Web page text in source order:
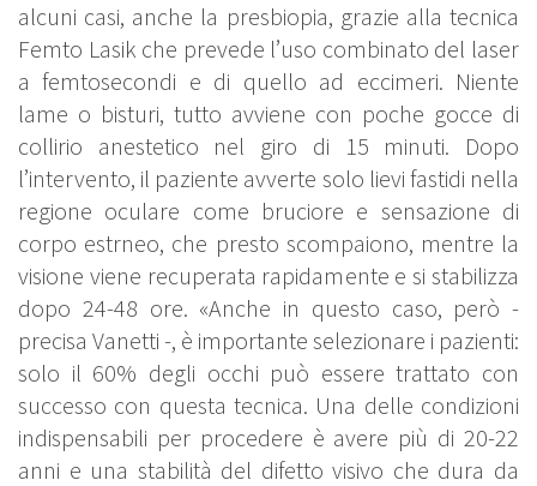
alcuni casi, anche la presbiopia, grazie alla tecnica
Femto Lasik che prevede l’uso combinato del laser
a femtosecondi e di quello ad eccimeri. Niente
lame o bisturi, tutto avviene con poche gocce di
collirio anestetico nel giro di 15 minuti. Dopo
l’intervento, il paziente avverte solo lievi fastidi nella
regione oculare come bruciore e sensazione di
corpo estrneo, che presto scompaiono, mentre la
visione viene recuperata rapidamente e si stabilizza
dopo 24-48 ore. «Anche in questo caso, però -
precisa Vanetti -, è importante selezionare i pazienti:
solo il 60% degli occhi può essere trattato con
successo con questa tecnica. Una delle condizioni
indispensabili per procedere è avere più di 20-22
anni e una stabilità del difetto visivo che dura da